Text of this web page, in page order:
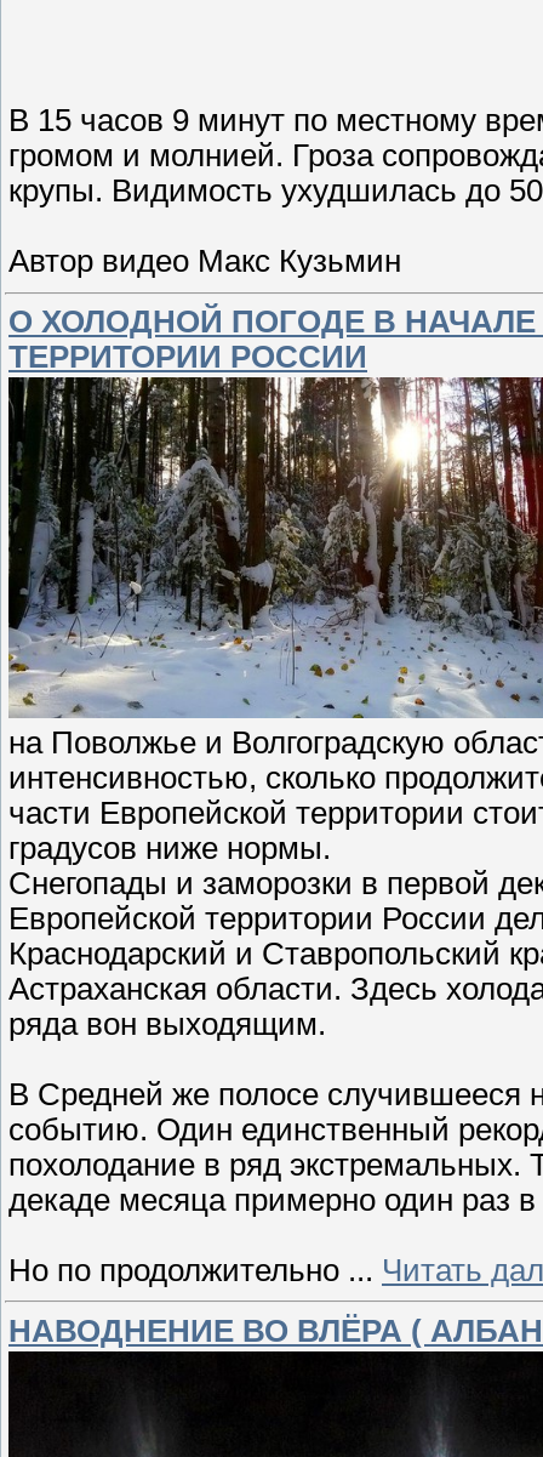
В 15 часов 9 минут по местному
громом и молнией. Гроза
крупы. Видимость ухудшилась до
Автор видео Макс Кузьмин
О ХОЛОДНОЙ ПОГОДЕ В
ТЕРРИТОРИИ РОССИИ
на Поволжье и Волгоградскую
интенсивностью, сколько
части Европейской территории
градусов ниже нормы.
Снегопады и заморозки в первой
Европейской территории России
Краснодарский и Ставропольский
Астраханская области. Здесь
ряда вон выходящим.
В Средней же полосе случившееся
событию. Один единственный
похолодание в ряд экстремальных.
декаде месяца примерно один раз
Но по продолжительно ... Читать
НАВОДНЕНИЕ ВО ВЛЁРА (